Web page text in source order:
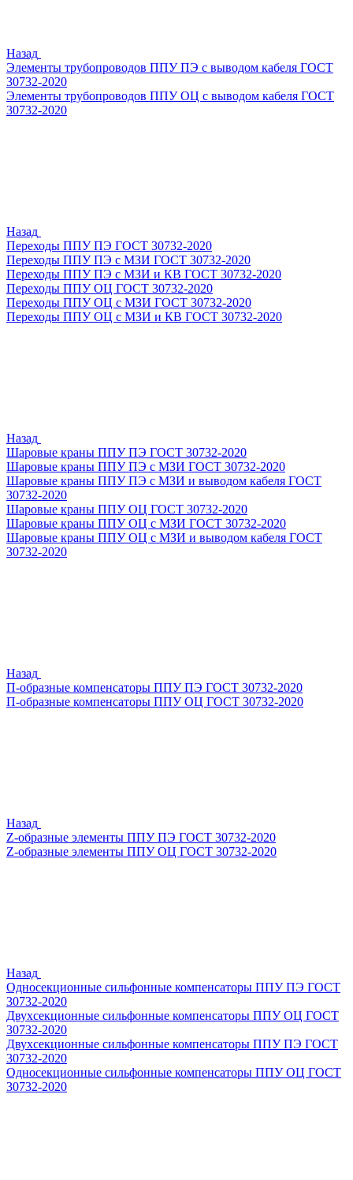
Назад
Элементы трубопроводов ППУ ПЭ с выводом кабеля ГОСТ
30732-2020
Элементы трубопроводов ППУ ОЦ с выводом кабеля ГОСТ
30732-2020
Назад
Переходы ППУ ПЭ ГОСТ 30732-2020
Переходы ППУ ПЭ с МЗИ ГОСТ 30732-2020
Переходы ППУ ПЭ с МЗИ и КВ ГОСТ 30732-2020
Переходы ППУ ОЦ ГОСТ 30732-2020
Переходы ППУ ОЦ с МЗИ ГОСТ 30732-2020
Переходы ППУ ОЦ с МЗИ и КВ ГОСТ 30732-2020
Назад
Шаровые краны ППУ ПЭ ГОСТ 30732-2020
Шаровые краны ППУ ПЭ с МЗИ ГОСТ 30732-2020
Шаровые краны ППУ ПЭ с МЗИ и выводом кабеля ГОСТ
30732-2020
Шаровые краны ППУ ОЦ ГОСТ 30732-2020
Шаровые краны ППУ ОЦ с МЗИ ГОСТ 30732-2020
Шаровые краны ППУ ОЦ с МЗИ и выводом кабеля ГОСТ
30732-2020
Назад
П-образные компенсаторы ППУ ПЭ ГОСТ 30732-2020
П-образные компенсаторы ППУ ОЦ ГОСТ 30732-2020
Назад
Z-образные элементы ППУ ПЭ ГОСТ 30732-2020
Z-образные элементы ППУ ОЦ ГОСТ 30732-2020
Назад
Односекционные сильфонные компенсаторы ППУ ПЭ ГОСТ
30732-2020
Двухсекционные сильфонные компенсаторы ППУ ОЦ ГОСТ
30732-2020
Двухсекционные сильфонные компенсаторы ППУ ПЭ ГОСТ
30732-2020
Односекционные сильфонные компенсаторы ППУ ОЦ ГОСТ
30732-2020